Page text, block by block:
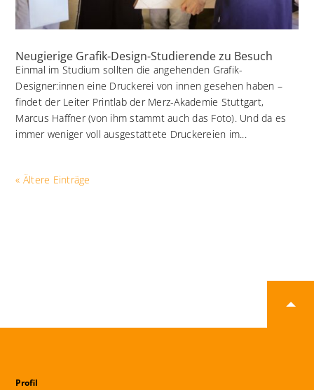
Neugierige Grafik-Design-Studierende zu Besuch
Einmal im Studium sollten die angehenden Grafik-
Designer:innen eine Druckerei von innen gesehen haben –
findet der Leiter Printlab der Merz-Akademie Stuttgart,
Marcus Haffner (von ihm stammt auch das Foto). Und da es
immer weniger voll ausgestattete Druckereien im...
« Ältere Einträge
Profil